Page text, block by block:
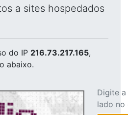
a sites hospedados
do IP 216.73.217.165,
abaixo.
Digite
lado no